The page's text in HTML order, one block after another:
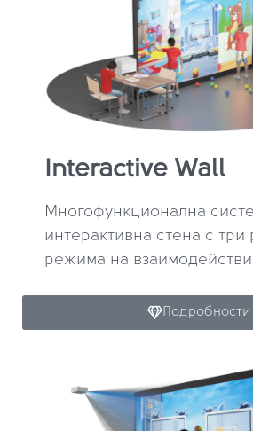
Interactive Wall
Многофункционална
интерактивна стена с три
режима на
Подробности